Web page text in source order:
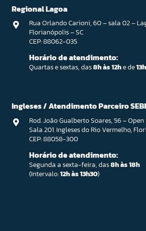
Regional Lagoa
Rua Orlando Carioni, 60 – sala 02 –
Florianópolis – SC
CEP: 88062-035
Horário de atendimento:
Quartas e sextas, das8h às 12he de
Ingleses / Atendimento Parceiro
Rod. João Gualberto Soares, 56 –
Sala 201. Ingleses do Rio Vermelho,
CEP: 88058-300
Horário de atendimento:
Segunda a sexta-feira, das8h às 18h
(Intervalo:12h às 13h30)